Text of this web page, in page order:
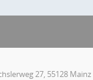
27, 55128 Mainz